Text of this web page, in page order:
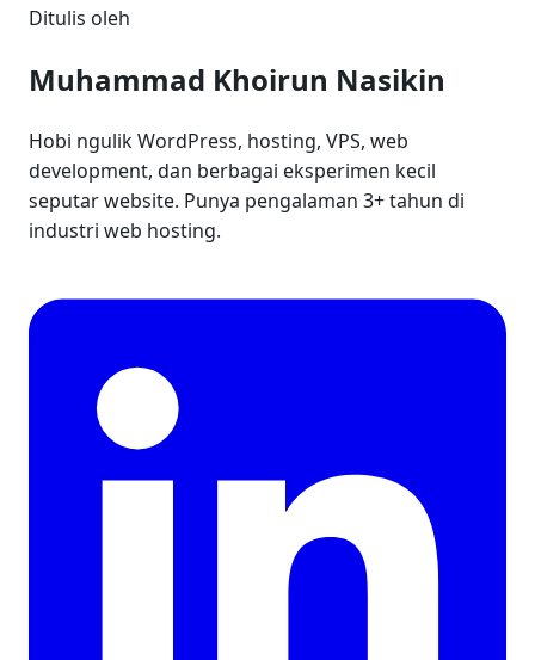
Ditulis oleh
Muhammad Khoirun Nasikin
Hobi ngulik WordPress, hosting, VPS, web
development, dan berbagai eksperimen kecil
seputar website. Punya pengalaman 3+ tahun di
industri web hosting.